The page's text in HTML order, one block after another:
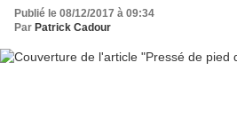
Publié le 08/12/2017 à 09:34
Par Patrick Cadour